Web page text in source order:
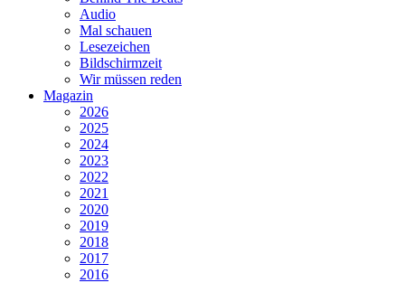
Audio
Mal schauen
Lesezeichen
Bildschirmzeit
Wir müssen reden
Magazin
2026
2025
2024
2023
2022
2021
2020
2019
2018
2017
2016